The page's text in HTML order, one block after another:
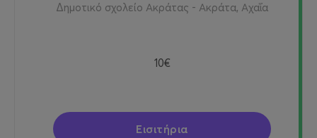
Δημοτικό σχολείο Ακράτας - Ακράτα, Αχαΐα
10€
Εισιτήρια